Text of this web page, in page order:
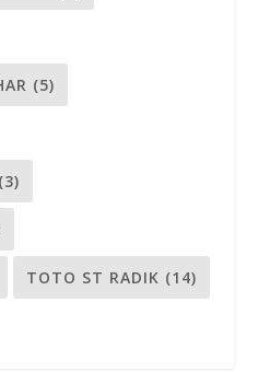
(5)
(3)
TOTO ST RADIK (14)